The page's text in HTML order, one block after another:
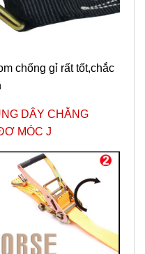
chống gỉ rất tốt,chắc
DÂY CHẰNG
MÓC J